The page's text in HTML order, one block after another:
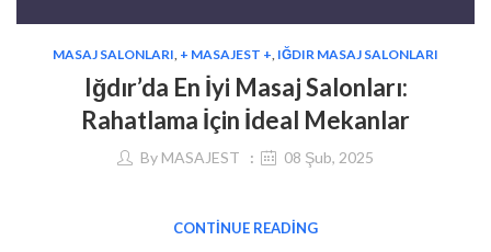
MASAJ SALONLARI, + MASAJEST +, IĞDIR MASAJ SALONLARI
Iğdır’da En İyi Masaj Salonları:
Rahatlama İçin İdeal Mekanlar
By MASAJEST 08 Şub, 2025
CONTINUE READING